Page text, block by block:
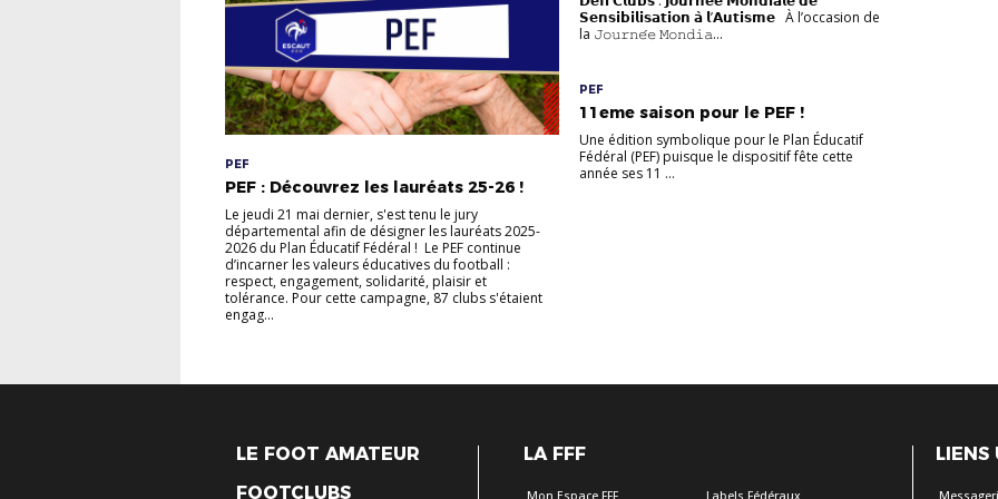
PEF
PEF : Découvrez les lauréats 25-26 !
Le jeudi 21 mai dernier, s'est tenu le jury
départemental afin de désigner les lauréats 2025-
2026 du Plan Éducatif Fédéral ! Le PEF continue
d’incarner les valeurs éducatives du football :
respect, engagement, solidarité, plaisir et
tolérance. Pour cette campagne, 87 clubs s'étaient
engag...
𝗦𝗲𝗻𝘀𝗶𝗯𝗶𝗹𝗶𝘀𝗮𝘁𝗶𝗼𝗻 𝗮̀ 𝗹’𝗔𝘂𝘁𝗶𝘀𝗺𝗲 À l’occasion de
la 𝙹𝚘𝚞𝚛𝚗𝚎́𝚎 𝙼𝚘𝚗𝚍𝚒𝚊...
PEF
11eme saison pour le PEF !
Une édition symbolique pour le Plan Éducatif
Fédéral (PEF) puisque le dispositif fête cette
année ses 11 ...
LE FOOT AMATEUR
FOOTCLUBS
LA FFF LIENS